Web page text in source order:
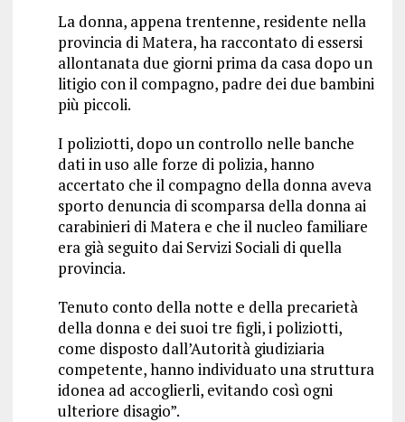
La donna, appena trentenne, residente nella
provincia di Matera, ha raccontato di essersi
allontanata due giorni prima da casa dopo un
litigio con il compagno, padre dei due bambini
più piccoli.
I poliziotti, dopo un controllo nelle banche
dati in uso alle forze di polizia, hanno
accertato che il compagno della donna aveva
sporto denuncia di scomparsa della donna ai
carabinieri di Matera e che il nucleo familiare
era già seguito dai Servizi Sociali di quella
provincia.
Tenuto conto della notte e della precarietà
della donna e dei suoi tre figli, i poliziotti,
come disposto dall’Autorità giudiziaria
competente, hanno individuato una struttura
idonea ad accoglierli, evitando così ogni
ulteriore disagio”.